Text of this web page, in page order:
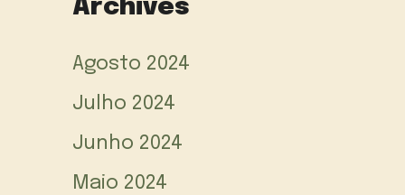
Archives
Agosto 2024
Julho 2024
Junho 2024
Maio 2024